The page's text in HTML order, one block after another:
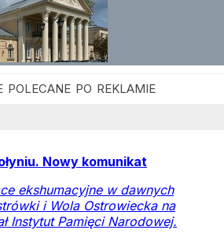
Nowy komunikat
ekshumacyjne w dawnych
i Wola Ostrowiecka na
Instytut Pamięci Narodowej.